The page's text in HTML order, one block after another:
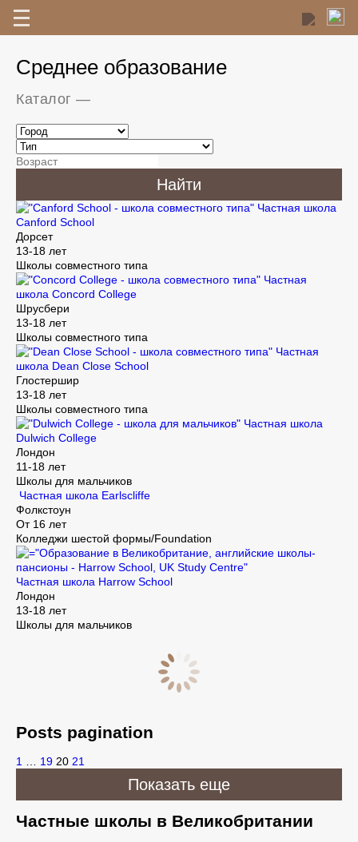
Среднее образование
Каталог —
Найти
Частная школа
Canford School
Дорсет
13-18 лет
Школы совместного типа
Частная
школа Concord College
Шрусбери
13-18 лет
Школы совместного типа
Частная
школа Dean Close School
Глостершир
13-18 лет
Школы совместного типа
Частная школа
Dulwich College
Лондон
11-18 лет
Школы для мальчиков
Частная школа Earlscliffe
Фолкстоун
От 16 лет
Колледжи шестой формы/Foundation
Частная школа Harrow School
Лондон
13-18 лет
Школы для мальчиков
Posts pagination
1 19 20 21
Показать еще
Частные школы в Великобритании